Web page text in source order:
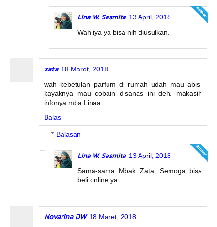
Lina W. Sasmita 13 April, 2018
Wah iya ya bisa nih diusulkan.
zata 18 Maret, 2018
wah kebetulan parfum di rumah udah mau abis,
kayaknya mau cobain d'sanas ini deh. makasih
infonya mba Linaa...
Balas
Balasan
Lina W. Sasmita 13 April, 2018
Sama-sama Mbak Zata. Semoga bisa
beli online ya.
Novarina DW 18 Maret, 2018